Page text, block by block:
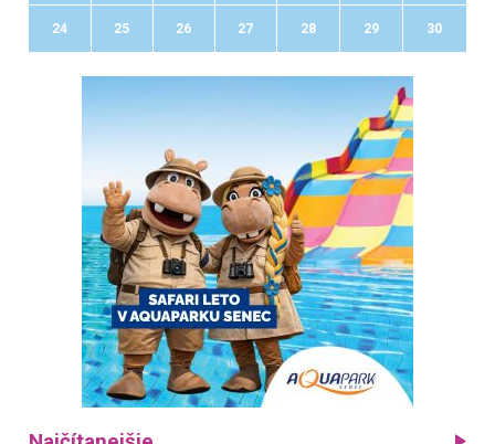
24 25 26 27 28 29 30